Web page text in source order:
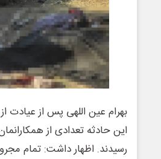
بهرام عین اللهی پس از عیادت
این حادثه تعدادی از
رسیدند. اظهار داشت: تمام